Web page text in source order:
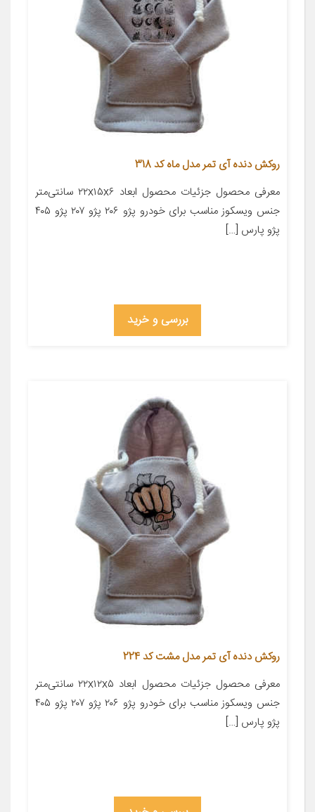
روکش دنده آی تمر مدل ماه کد 318
معرفی محصول جزئیات محصول ابعاد ۲۲x۱۵x۶ سانتی‌متر
جنس ویسکوز مناسب برای خودرو پژو ۲۰۶ پژو ۲۰۷ پژو ۴۰۵
پژو پارس […]
بررسی و خرید
روکش دنده آی تمر مدل مشت کد 224
معرفی محصول جزئیات محصول ابعاد ۲۲x۱۲x۵ سانتی‌متر
جنس ویسکوز مناسب برای خودرو پژو ۲۰۶ پژو ۲۰۷ پژو ۴۰۵
پژو پارس […]